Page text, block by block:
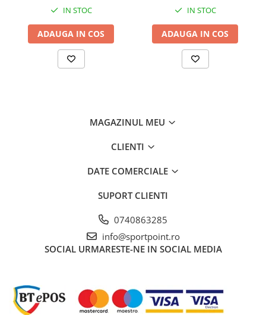
Arzatoare si Butelii
Vase si Tacamuri
IN STOC
ADAUGA IN COS
IN STOC
ADAUGA IN COS
MAGAZINUL MEU
CLIENTI
DATE COMERCIALE
SUPORT CLIENTI
0740863285
info@sportpoint.ro
SOCIAL URMARESTE-NE IN SOCIAL MEDIA